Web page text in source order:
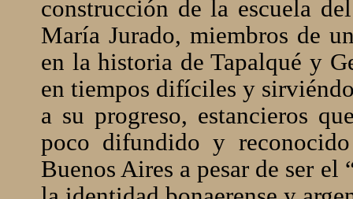
construcción de la escuela
María Jurado, miembros de
en la historia de Tapalqué y
en tiempos difíciles y
a su progreso, estancieros
poco difundido y
Buenos Aires a pesar de ser